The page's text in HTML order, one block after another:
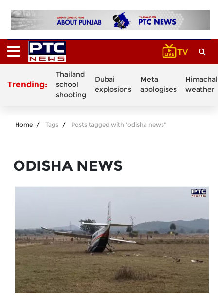
Trending:
Thailand
school
shooting
Dubai
explosions
Meta
apologises
Himachal
weather
Home Tags Posts tagged with "odisha news"
ODISHA NEWS